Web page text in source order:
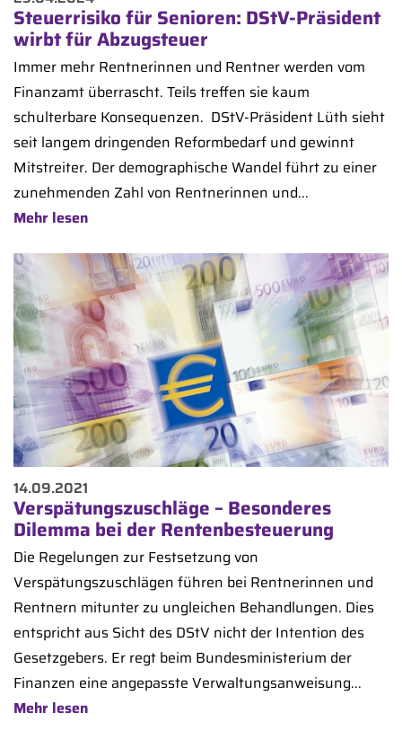
Steuerrisiko für Senioren: DStV-Präsident
wirbt für Abzugsteuer
Immer mehr Rentnerinnen und Rentner werden vom
Finanzamt überrascht. Teils treffen sie kaum
schulterbare Konsequenzen. DStV-Präsident Lüth sieht
seit langem dringenden Reformbedarf und gewinnt
Mitstreiter. Der demographische Wandel führt zu einer
zunehmenden Zahl von Rentnerinnen und...
Mehr lesen
14.09.2021
Verspätungszuschläge – Besonderes
Dilemma bei der Rentenbesteuerung
Die Regelungen zur Festsetzung von
Verspätungszuschlägen führen bei Rentnerinnen und
Rentnern mitunter zu ungleichen Behandlungen. Dies
entspricht aus Sicht des DStV nicht der Intention des
Gesetzgebers. Er regt beim Bundesministerium der
Finanzen eine angepasste Verwaltungsanweisung...
Mehr lesen